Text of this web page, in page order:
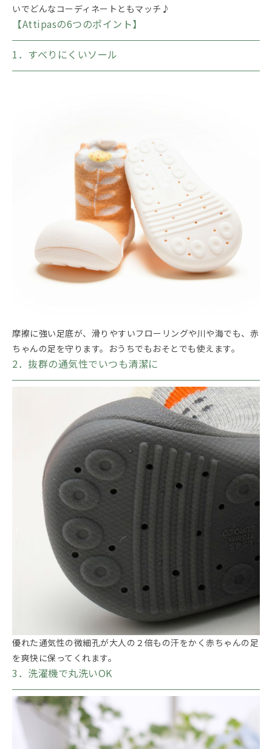
いでどんなコーディネートともマッチ♪
【Attipasの6つのポイント】
1．すべりにくいソール
摩擦に強い足底が、滑りやすいフローリングや川や海でも、赤
ちゃんの足を守ります。おうちでもおそとでも使えます。
2．抜群の通気性でいつも清潔に
優れた通気性の微細孔が大人の２倍もの汗をかく赤ちゃんの足
を爽快に保ってくれます。
3．洗濯機で丸洗いOK